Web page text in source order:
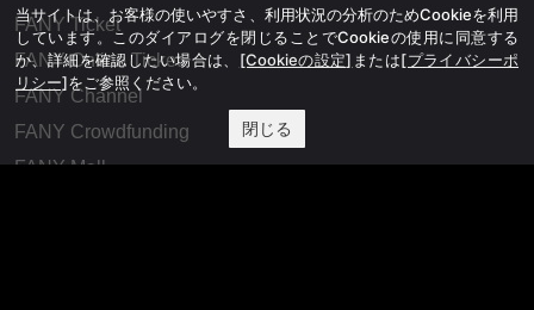
FANY Ticket
FANY Online Ticket
FANY Channel
FANY Crowdfunding
FANY Mall
当サイトは、お客様の使いやすさ、利用状況の分析のためCookieを利用
しています。このダイアログを閉じることでCookieの使用に同意する
か、詳細を確認したい場合は、 [Cookieの設定] または[プライバシーポ
リシー]をご参照ください。
閉じる